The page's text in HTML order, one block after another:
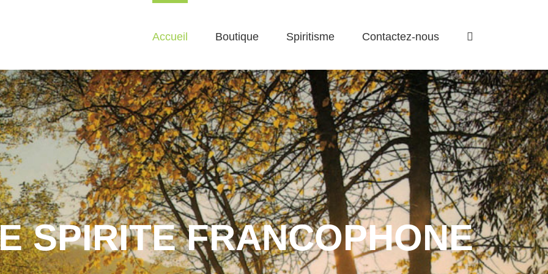
Accueil Boutique Spiritisme Contactez-nous
SPIRITE FRANCOPHONE